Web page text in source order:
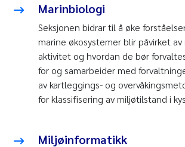
Marinbiologi
Seksjonen bidrar til å øke
marine økosystemer blir påvirket
aktivitet og hvordan de bør
for og samarbeider med
av kartleggings- og
for klassifisering av miljøtilstand i
Miljøinformatikk